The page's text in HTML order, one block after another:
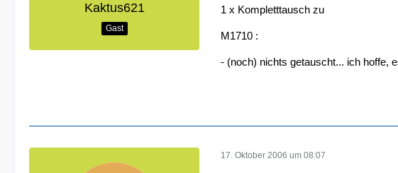
Kaktus621
Gast
1 x Kompletttausch zu
M1710 :
- (noch) nichts getauscht... ich hoffe,
17. Oktober 2006 um 08:07